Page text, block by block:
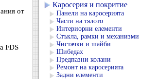
от
FDS
Каросерия и покритие
Панели на каросерията
Части на тялото
Интериорни елементи
Стъкла, рамки и механизми
Чистачки и шайби
Шибедах
Предпазни колани
Ремонт на каросерията
Задни елементи